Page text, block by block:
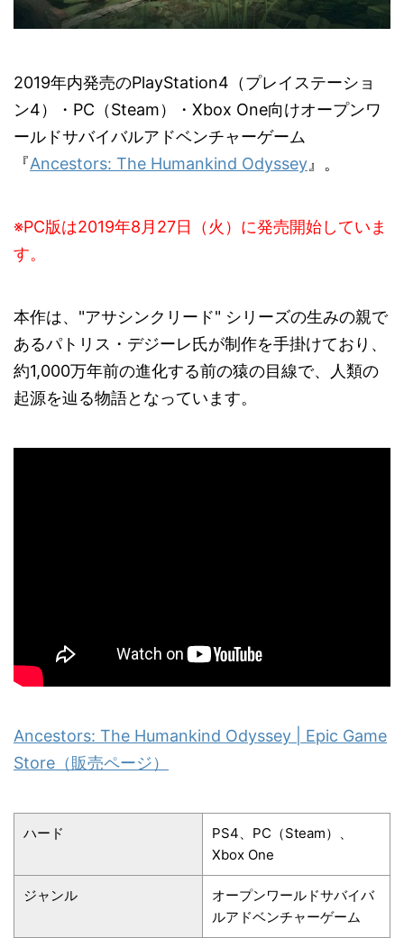
2019年内発売のPlayStation4（プレイステーショ
ン4）・PC（Steam）・Xbox One向けオープンワ
ールドサバイバルアドベンチャーゲーム
『Ancestors: The Humankind Odyssey 』。
※PC版は2019年8月27日（火）に発売開始していま
す。
本作は、"アサシンクリード" シリーズの生みの親で
あるパトリス・デジーレ氏が制作を手掛けており、
約1,000万年前の進化する前の猿の目線で、人類の
起源を辿る物語となっています。
Ancestors: The Humankind Odyssey | Epic Game
Store（販売ページ）
ハード
PS4、PC（Steam）、
Xbox One
ジャンル
オープンワールドサバイバ
ルアドベンチャーゲーム